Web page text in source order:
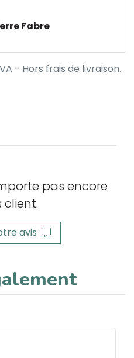
Fabre
- Hors frais de livraison.
pas encore
client.
avis